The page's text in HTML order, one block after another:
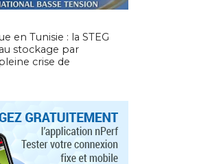
en Tunisie : la STEG
stockage par
crise de